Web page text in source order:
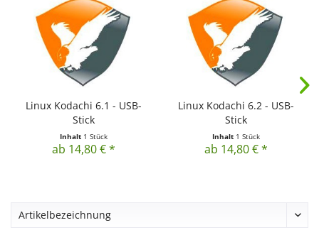
Linux Kodachi 6.1 - USB-
Stick
Inhalt 1 Stück
ab 14,80 € *
Linux Kodachi 6.2 - USB-
Stick
Inhalt 1 Stück
ab 14,80 € *